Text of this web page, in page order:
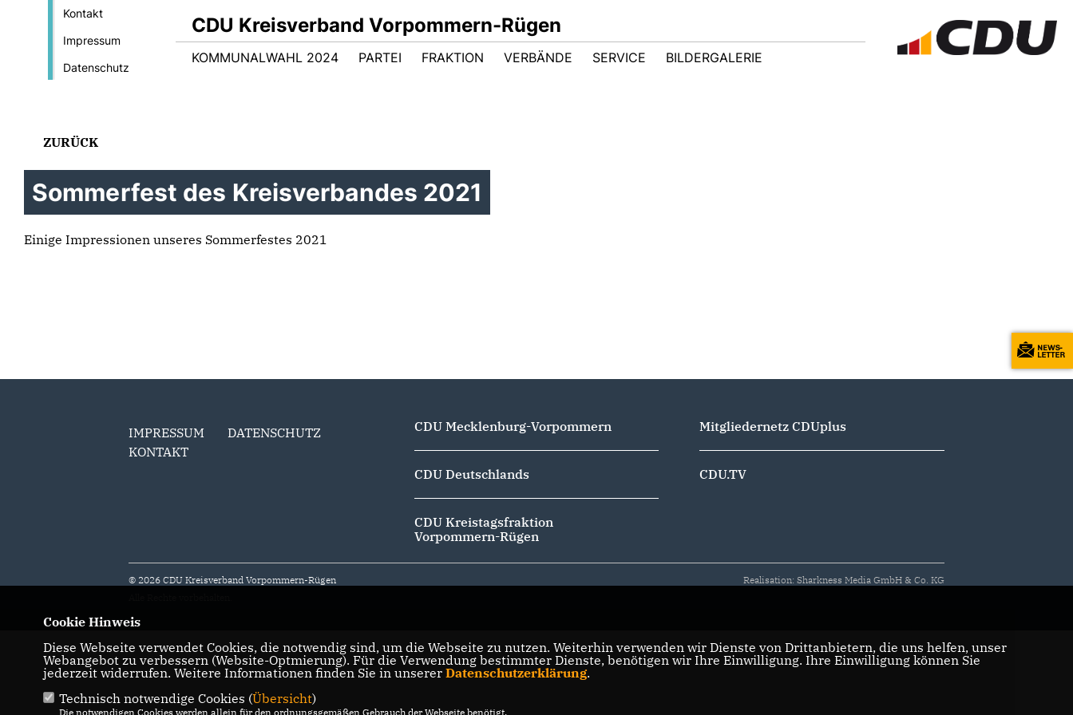
Kontakt
Impressum
Datenschutz
CDU Kreisverband Vorpommern-Rügen
KOMMUNALWAHL 2024 PARTEI FRAKTION VERBÄNDE SERVICE BILDERGALERIE
ZURÜCK
Sommerfest des Kreisverbandes 2021
Einige Impressionen unseres Sommerfestes 2021
IMPRESSUM
DATENSCHUTZ
KONTAKT
CDU Mecklenburg-Vorpommern
CDU Deutschlands
CDU Kreistagsfraktion
Vorpommern-Rügen
Mitgliedernetz CDUplus
CDU.TV
© 2026 CDU Kreisverband Vorpommern-Rügen
Realisation: Sharkness Media GmbH & Co. KG
Cookie Hinweis
Diese Webseite verwendet Cookies, die notwendig sind, um die Webseite zu nutzen. Weiterhin verwenden wir Dienste von Drittanbietern, die uns helfen, unser
Webangebot zu verbessern (Website-Optmierung). Für die Verwendung bestimmter Dienste, benötigen wir Ihre Einwilligung. Ihre Einwilligung können Sie
jederzeit widerrufen. Weitere Informationen finden Sie in unserer Datenschutzerklärung.
Technisch notwendige Cookies (Übersicht)
Die notwendigen Cookies werden allein für den ordnungsgemäßen Gebrauch der Webseite benötigt.